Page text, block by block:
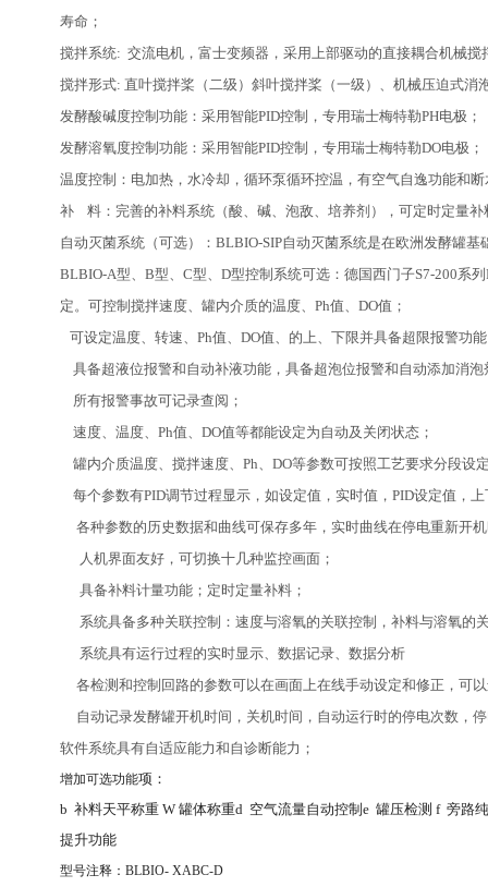
寿命；
搅拌系统: 交流电机，富士变频器，采用上部驱动的直接耦合机械
搅拌形式: 直叶搅拌桨（二级）斜叶搅拌桨（一级）、机械压迫式消
发酵酸碱度控制功能：采用智能PID控制，专用瑞士梅特勒PH电极；
发酵溶氧度控制功能：采用智能PID控制，专用瑞士梅特勒DO电极；
温度控制：电加热，水冷却，循环泵循环控温，有空气自逸功能和
补 料：完善的补料系统（酸、碱、泡敌、培养剂），可定时定量
自动灭菌系统（可选）：BLBIO-SIP自动灭菌系统是在欧洲发酵罐
BLBIO-A型、B型、C型、D型控制系统可选：德国西门子S7-200系
定。可控制搅拌速度、罐内介质的温度、Ph值、DO值；
可设定温度、转速、Ph值、DO值、的上、下限并具备超限报警功
具备超液位报警和自动补液功能，具备超泡位报警和自动添加消泡
所有报警事故可记录查阅；
速度、温度、Ph值、DO值等都能设定为自动及关闭状态；
罐内介质温度、搅拌速度、Ph、DO等参数可按照工艺要求分段设
每个参数有PID调节过程显示，如设定值，实时值，PID设定值，
各种参数的历史数据和曲线可保存多年，实时曲线在停电重新开
人机界面友好，可切换十几种监控画面；
具备补料计量功能；定时定量补料；
系统具备多种关联控制：速度与溶氧的关联控制，补料与溶氧的
系统具有运行过程的实时显示、数据记录、数据分析
各检测和控制回路的参数可以在画面上在线手动设定和修正，可
自动记录发酵罐开机时间，关机时间，自动运行时的停电次数，
软件系统具有自适应能力和自诊断能力；
增加可选功能项：
b补料天平称重 W罐体称重d 空气流量自动控制e罐压检测 f旁路
提升功能
型号注释：BLBIO- XABC-D